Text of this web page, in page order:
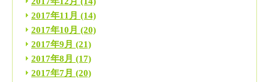
2017年11月 (14)
2017年10月 (20)
2017年9月 (21)
2017年8月 (17)
2017年7月 (20)